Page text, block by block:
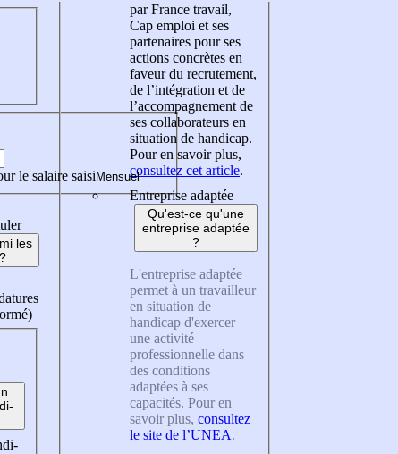
le salaire saisi
les
par France travail,
Cap emploi et ses
partenaires pour ses
actions concrètes en
faveur du recrutement,
de l’intégration et de
l’accompagnement de
ses collaborateurs en
situation de handicap.
Pour en savoir plus,
consultez cet article.
Entreprise adaptée
Qu'est-ce qu'une
entreprise adaptée
?
L'entreprise adaptée
permet à un travailleur
en situation de
handicap d'exercer
une activité
professionnelle dans
des conditions
adaptées à ses
capacités. Pour en
savoir plus, consultez
le site de l’UNEA.